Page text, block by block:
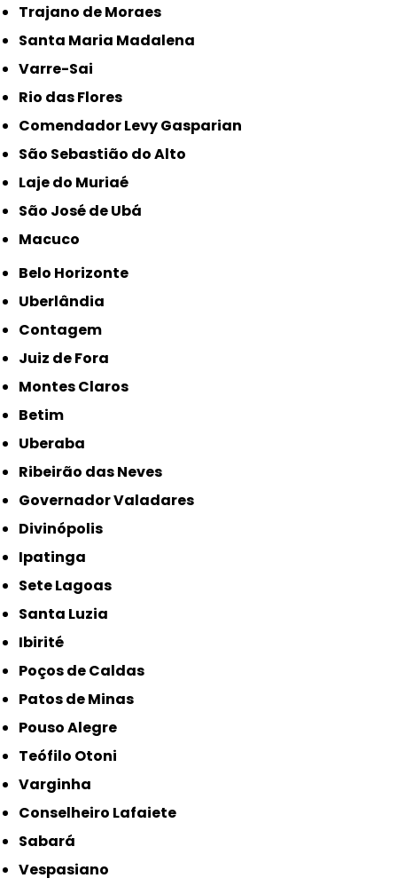
Trajano de Moraes
Santa Maria Madalena
Varre-Sai
Rio das Flores
Comendador Levy Gasparian
São Sebastião do Alto
Laje do Muriaé
São José de Ubá
Macuco
Belo Horizonte
Uberlândia
Contagem
Juiz de Fora
Montes Claros
Betim
Uberaba
Ribeirão das Neves
Governador Valadares
Divinópolis
Ipatinga
Sete Lagoas
Santa Luzia
Ibirité
Poços de Caldas
Patos de Minas
Pouso Alegre
Teófilo Otoni
Varginha
Conselheiro Lafaiete
Sabará
Vespasiano